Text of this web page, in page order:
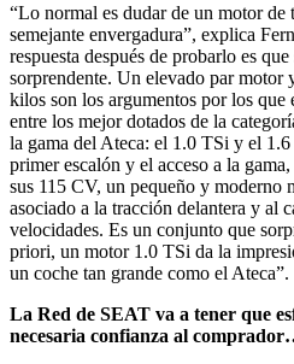
“Lo normal es dudar de un motor de
semejante envergadura”, explica
respuesta después de probarlo es
sorprendente. Un elevado par motor
kilos son los argumentos por los que
entre los mejor dotados de la
la gama del Ateca: el 1.0 TSi y el
primer escalón y el acceso a la
sus 115 CV, un pequeño y moderno
asociado a la tracción delantera y al
velocidades. Es un conjunto que
priori, un motor 1.0 TSi da la
un coche tan grande como el Ateca”.
La Red de SEAT va a tener que
necesaria confianza al